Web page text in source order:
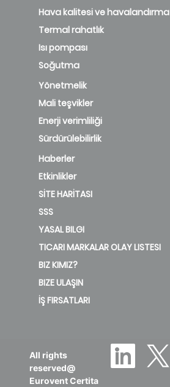
Hava kalitesi ve havalandırma
Termal rahatlık
Isı pompası
Soğutma
Yönetmelik
Mali teşvikler
Enerji verimliliği
Sürdürülebilirlik
Haberler
Etkinlikler
SİTE HARİTASI
SSS
YASAL BILGI
TICARI MARKALAR OLAY LISTESI
BIZ KIMIZ?
BIZE ULAŞIN
İŞ FIRSATLARI
All rights
reserved@
Eurovent Certita